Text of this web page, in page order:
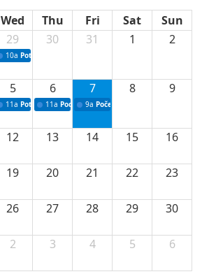
Wed Thu Fri Sat
Sun
29
10a Potpisivanje ugovora sa neprofitnim
30 31 1 2
5
11a Potpisivanje ugovora o stipendijama za
6
11a Podrška razvoju vodne infrastrukture u
7
9a Početak izgradnje nove
8 9
12 13 14 15 16
19 20 21 22 23
26 27 28 29 30
2 3 4 5 6